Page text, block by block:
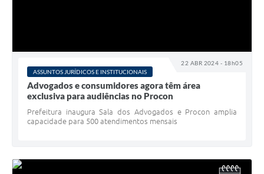
22 ABR 2024 - 18h05
ASSUNTOS JURÍDICOS E INSTITUCIONAIS
Advogados e consumidores agora têm área
exclusiva para audiências no Procon
Prefeitura inaugura Sala dos Advogados e Procon amplia
capacidade para 500 atendimentos mensais